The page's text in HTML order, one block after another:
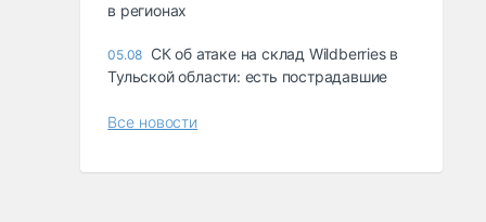
в регионах
05.08 СК об атаке на склад Wildberries в
Тульской области: есть пострадавшие
Все новости